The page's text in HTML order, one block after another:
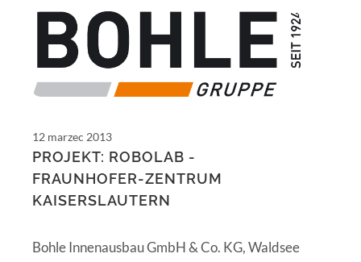
12 marzec 2013
PROJEKT: ROBOLAB -
FRAUNHOFER-ZENTRUM
KAISERSLAUTERN
Bohle Innenausbau GmbH & Co. KG, Waldsee